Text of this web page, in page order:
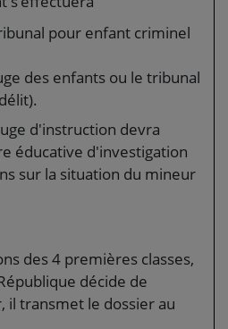
pour enfant criminel
des enfants ou le tribunal
d'instruction devra
éducative d'investigation
sur la situation du mineur
des 4 premières classes,
décide de
il transmet le dossier au